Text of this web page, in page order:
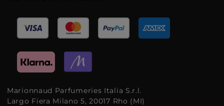
Marionnaud Parfumeries Italia S.r.l.
Largo Fiera Milano 5, 20017 Rho (MI)